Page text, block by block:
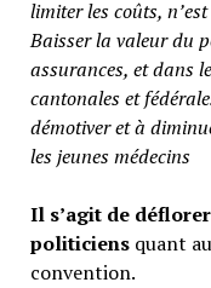
limiter les coûts,
Baisser la valeur du
assurances, et dans
cantonales et
démotiver et à
les jeunes médecins
Il s’agit de
politiciensquant
convention.